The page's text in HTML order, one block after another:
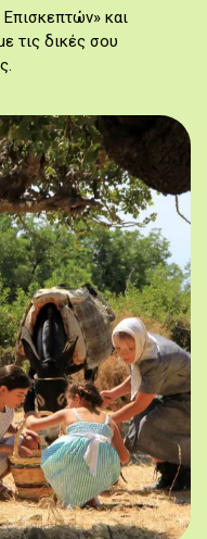
Επισκεπτών» και
τις δικές σου